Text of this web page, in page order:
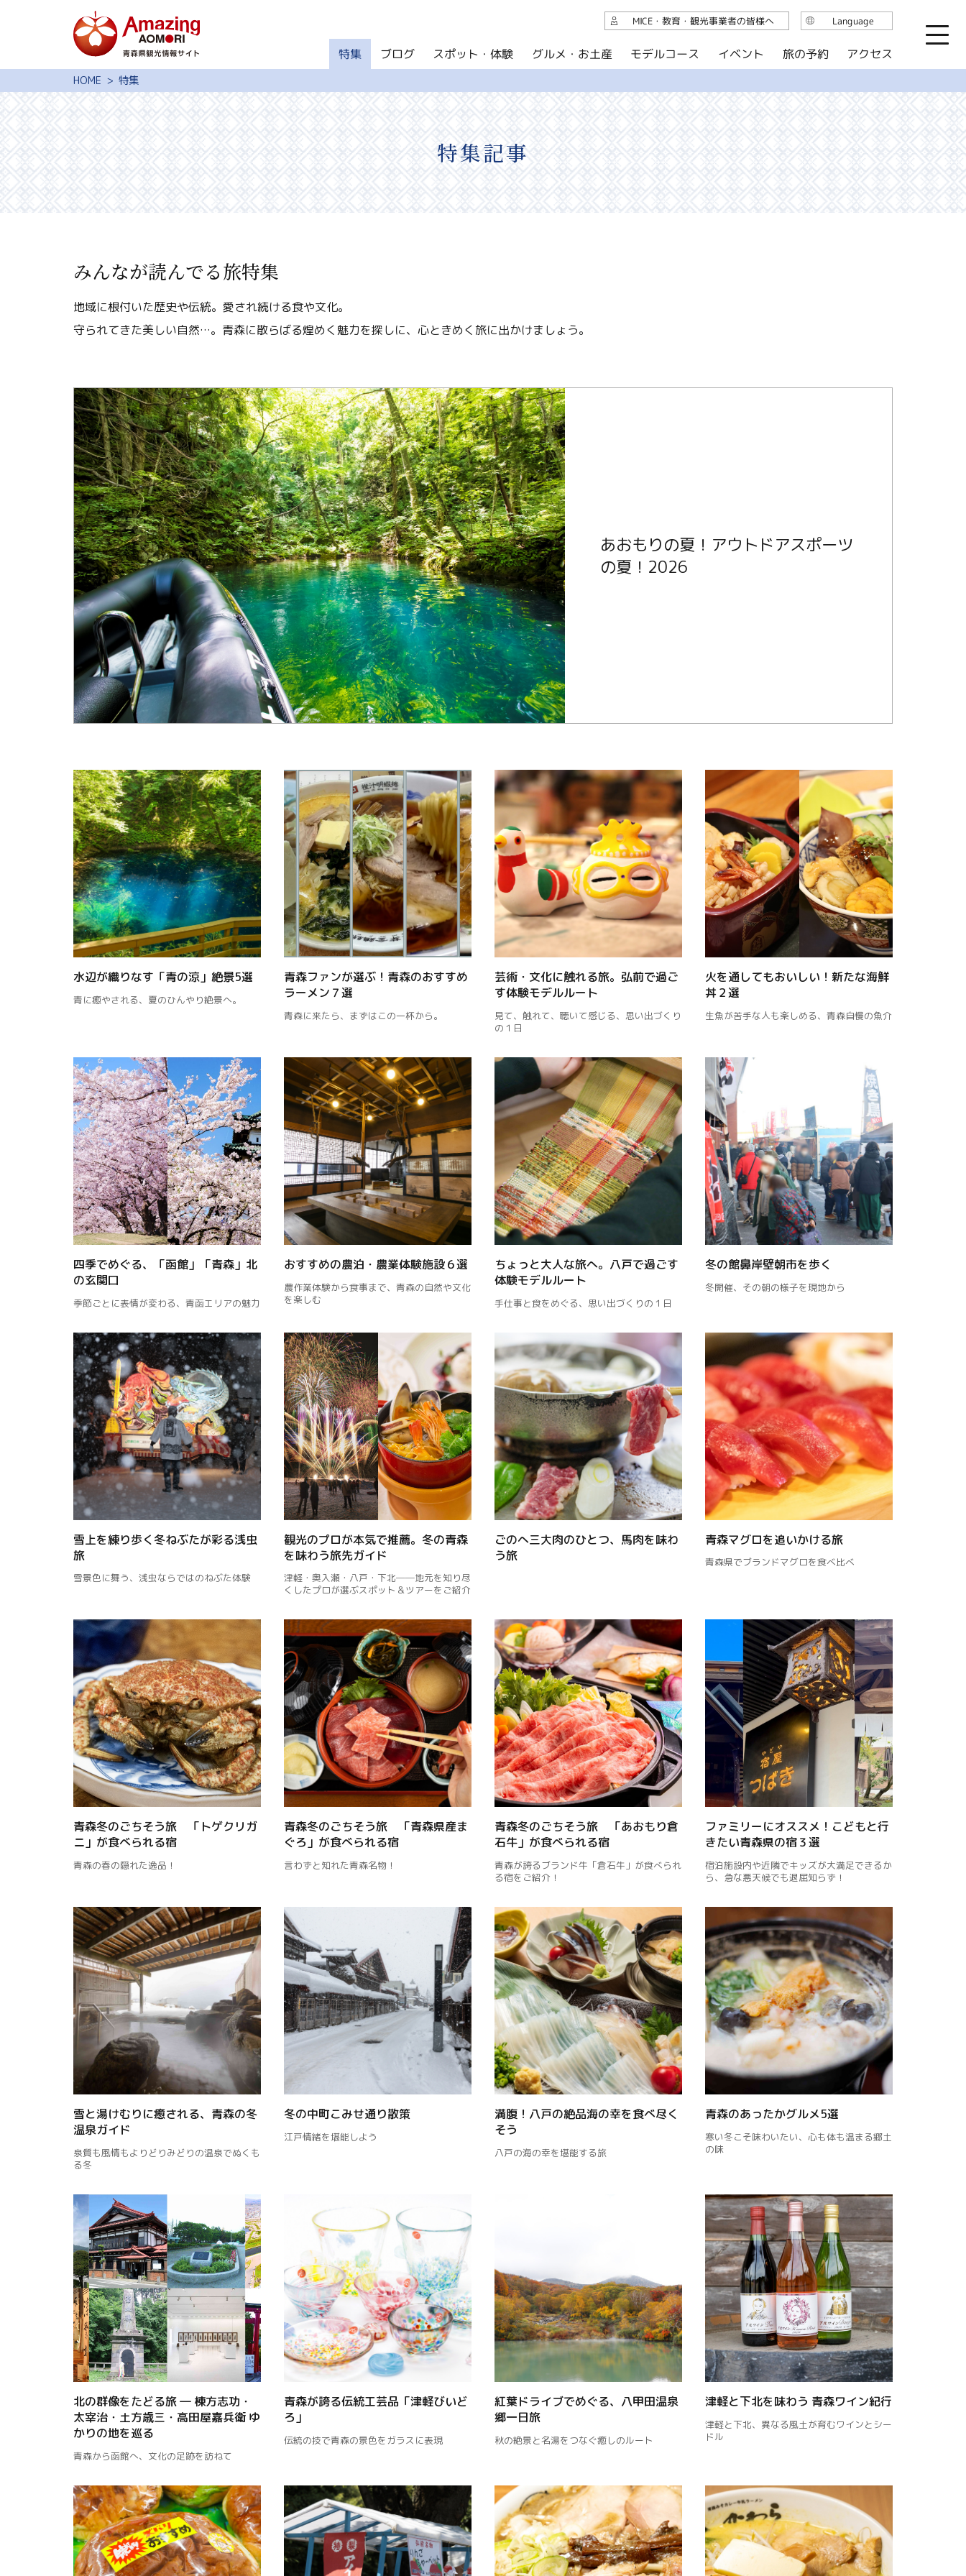
特集
ブログ
スポット・体験
グルメ・お土産
モデルコース
イベント
旅の予約
アクセス
観光ガイド
このサイトについて
行きたいリスト
よくある質問
日本語
English
繁体中文
简体中文
한국어
MICE・教育・観光事業者の皆様へ
HOME 特集
特集記事
みんなが読んでる旅特集
地域に根付いた歴史や伝統。愛され続ける食や文化。
守られてきた美しい自然…。青森に散らばる煌めく魅力を探しに、心ときめく旅に出かけましょう。
あおもりの夏！アウトドアスポーツ
の夏！2026
水辺が織りなす「青の涼」絶景5選
青に癒やされる、夏のひんやり絶景へ。
青森ファンが選ぶ！青森のおすすめ
ラーメン７選
青森に来たら、まずはこの一杯から。
芸術・文化に触れる旅。弘前で過ご
す体験モデルルート
見て、触れて、聴いて感じる、思い出づくり
の１日
火を通してもおいしい！新たな海鮮
丼２選
生魚が苦手な人も楽しめる、青森自慢の魚介
四季でめぐる、「函館」「青森」北
の玄関口
季節ごとに表情が変わる、青函エリアの魅力
おすすめの農泊・農業体験施設６選
農作業体験から食事まで、青森の自然や文化
を楽しむ
ちょっと大人な旅へ。八戸で過ごす
体験モデルルート
手仕事と食をめぐる、思い出づくりの１日
冬の館鼻岸壁朝市を歩く
冬開催、その朝の様子を現地から
雪上を練り歩く冬ねぶたが彩る浅虫
旅
雪景色に舞う、浅虫ならではのねぶた体験
観光のプロが本気で推薦。冬の青森
を味わう旅先ガイド
津軽・奥入瀬・八戸・下北──地元を知り尽
くしたプロが選ぶスポット＆ツアーをご紹介
ごのへ三大肉のひとつ、馬肉を味わ
う旅
青森マグロを追いかける旅
青森県でブランドマグロを食べ比べ
青森冬のごちそう旅 「トゲクリガ
ニ」が食べられる宿
青森の春の隠れた逸品！
青森冬のごちそう旅 「青森県産ま
ぐろ」が食べられる宿
言わずと知れた青森名物！
青森冬のごちそう旅 「あおもり倉
石牛」が食べられる宿
青森が誇るブランド牛「倉石牛」が食べられ
る宿をご紹介！
ファミリーにオススメ！こどもと行
きたい青森県の宿３選
宿泊施設内や近隣でキッズが大満足できるか
ら、急な悪天候でも退屈知らず！
雪と湯けむりに癒される、青森の冬
温泉ガイド
泉質も風情もよりどりみどりの温泉でぬくも
る冬
冬の中町こみせ通り散策
江戸情緒を堪能しよう
満腹！八戸の絶品海の幸を食べ尽く
そう
八戸の海の幸を堪能する旅
青森のあったかグルメ5選
寒い冬こそ味わいたい、心も体も温まる郷土
の味
北の群像をたどる旅 ― 棟方志功・
太宰治・土方歳三・高田屋嘉兵衛 ゆ
かりの地を巡る
青森から函館へ、文化の足跡を訪ねて
青森が誇る伝統工芸品「津軽びいど
ろ」
伝統の技で青森の景色をガラスに表現
紅葉ドライブでめぐる、八甲田温泉
郷一日旅
秋の絶景と名湯をつなぐ癒しのルート
津軽と下北を味わう 青森ワイン紀行
津軽と下北、異なる風土が育むワインとシー
ドル
Twitter
Line
Copy URL
特集 ブログ スポット・体験 グルメ・お土産 モデルコース イベント 旅の予約 アクセス
MICE・教育・観光事業者の皆様へ Language
English
简体中文
한국어